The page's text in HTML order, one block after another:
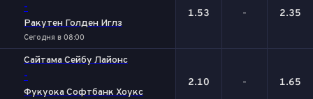
-
Ракутен Голден Иглз
Сегодня в 08:00
1.53 - 2.35
Сайтама Сейбу Лайонс
-
Фукуока Софтбанк Хоукс
2.10 - 1.65